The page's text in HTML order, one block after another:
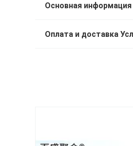
Основная информация
Оплата и доставка